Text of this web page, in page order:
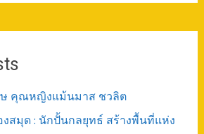
ษ คุณหญิงแม้นมาส ชวลิต
สมุด : นักปั้นกลยุทธ์ สร้างพื้นที่แห่ง